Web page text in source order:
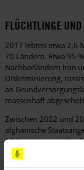
FLÜCHTLINGE
2017 lebten etwa 2,6
70 Ländern. Etwa 95
Nachbarländern Iran
Diskriminierung,
an
massenhaft
Zwischen 2002 und
afghanische
Afghanistan
Nach Angaben des